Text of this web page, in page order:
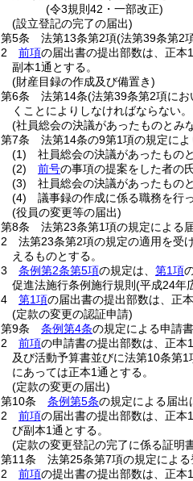
(令3規則42・一部改正)
(設立登記の完了の届出)
第5条
法第13条第2項(法第39条第2
2
前項の届出書の提出部数は、正本
副本1通とする。
(財産目録の作成及び備置き)
第6条
法第14条(法第39条第2項に
くことによりしなければならない。
(社員総会の決議があったものとみ
第7条
法第14条の9第1項の規定に
(1)
社員総会の決議があったもの
(2)
前号の事項の提案をした者の
(3)
社員総会の決議があったもの
(4)
議事録の作成に係る職務を行
(役員の変更等の届出)
第8条
法第23条第1項の規定による
2
法第23条第2項の規定の適用を受
えるものとする。
3
条例第2条第5項の規定は、 第1項
促進法施行条例施行規則 (平成24年
4
第1項の届出書の提出部数は、正
(定款の変更の認証申請)
第9条
条例第4条の規定による申請
2
前項の申請書の提出部数は、正本
及び活動予算書並びに法第10条第
にあっては正本1通とする。
(定款の変更の届出)
第10条
条例第5条の規定による届出
2
前項の届出書の提出部数は、正本
び副本1通とする。
(定款の変更登記の完了に係る証明
第11条
法第25条第7項の規定によ
2
前項の提出書の提出部数は、正本